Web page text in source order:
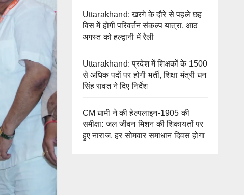
Uttarakhand: खरगे के दौरे से पहले छह
विस में होगी परिवर्तन संकल्प यात्रा, आठ
अगस्त को हल्द्वानी में रैली
Uttarakhand: प्रदेश में शिक्षकों के 1500
से अधिक पदों पर होगी भर्ती, शिक्षा मंत्री धन
सिंह रावत ने दिए निर्देश
CM धामी ने की हेल्पलाइन-1905 की
समीक्षा: जल जीवन मिशन की शिकायतों पर
हुए नाराज, हर सोमवार समाधान दिवस होगा